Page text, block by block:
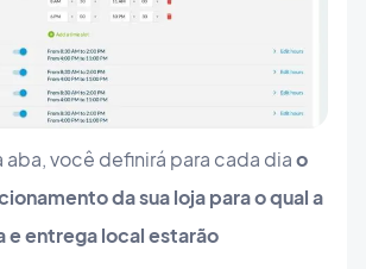
aba, você definirá para cada diao
da sua loja para o qual a
e entrega local estarão